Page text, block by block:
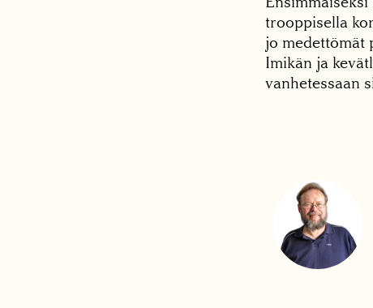
trooppisella
jo medettömät
Imikän ja
vanhetessaan